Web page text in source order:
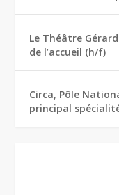
Le Théâtre
de l’accueil (h/f)
Circa, Pôle
principal